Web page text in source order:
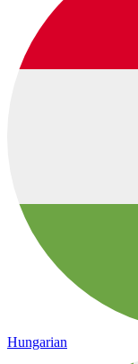
Hungarian